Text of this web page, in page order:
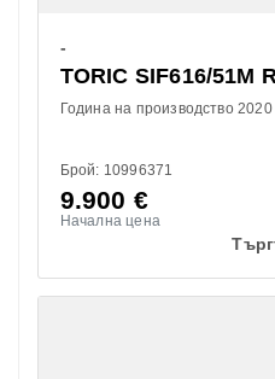
-
TORIC SIF616/51M
Година на производство 2020
Брой: 10996371
9.900 €
Начална цена